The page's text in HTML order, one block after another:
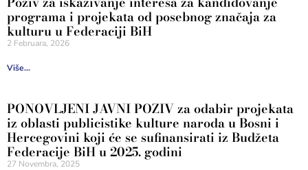
programa i projekata od posebnog značaja za
kulturu u Federaciji BiH
2 Februara, 2026
Više...
PONOVLJENI JAVNI POZIV za odabir projekata
iz oblasti publicistike kulture naroda u Bosni i
Hercegovini koji će se sufinansirati iz Budžeta
Federacije BiH u 2025. godini
27 Novembra, 2025